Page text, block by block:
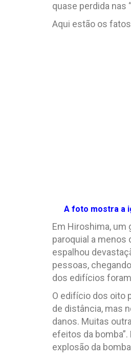
quase perdida nas
Aqui estão os
A foto mostra a
Em Hiroshima, um
paroquial a menos
espalhou
pessoas,
dos edifícios
O edifício dos oito
de distância, mas
danos. Muitas
efeitos da
explosão da